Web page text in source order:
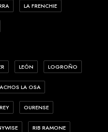
LA FRENCHIE
LEÓN LOGROÑO
LA OSA
OURENSE
RIB RAMONE